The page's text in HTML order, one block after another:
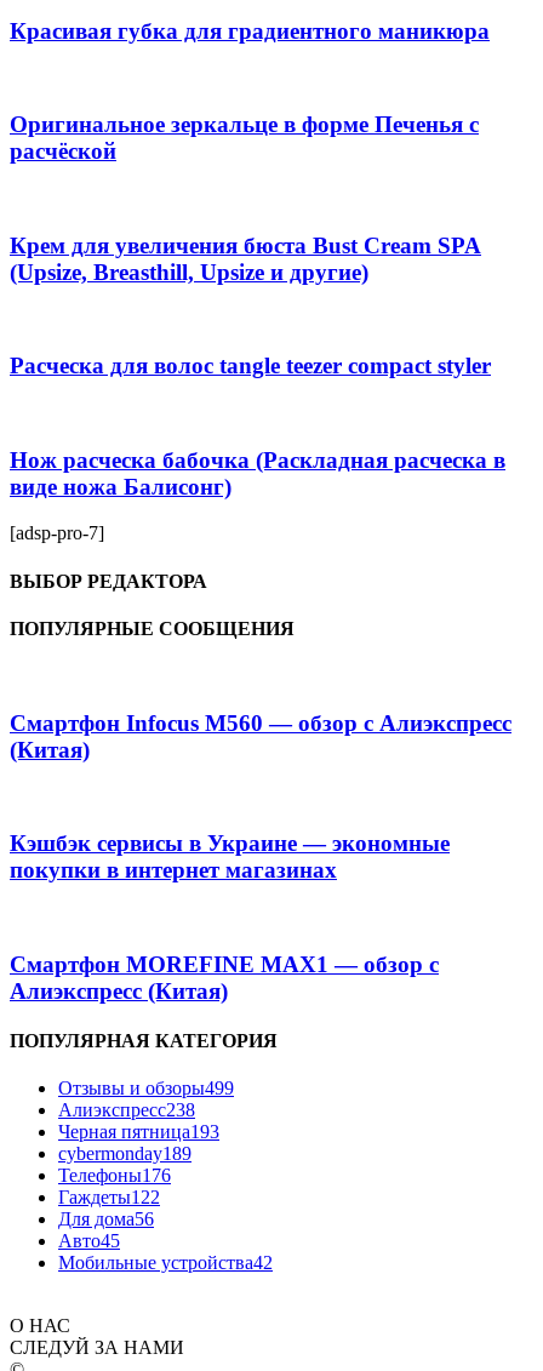
Красивая губка для градиентного маникюра
Оригинальное зеркальце в форме Печенья с
расчёской
Крем для увеличения бюста Bust Cream SPA
(Upsize, Breasthill, Upsize и другие)
Расческа для волос tangle teezer compact styler
Нож расческа бабочка (Раскладная расческа в
виде ножа Балисонг)
[adsp-pro-7]
ВЫБОР РЕДАКТОРА
ПОПУЛЯРНЫЕ СООБЩЕНИЯ
Смартфон Infocus M560 — обзор с Алиэкспресс
(Китая)
Кэшбэк сервисы в Украине — экономные
покупки в интернет магазинах
Смартфон MOREFINE MAX1 — обзор с
Алиэкспресс (Китая)
ПОПУЛЯРНАЯ КАТЕГОРИЯ
Отзывы и обзоры499
Алиэкспресс238
Черная пятница193
cybermonday189
Телефоны176
Гаждеты122
Для дома56
Авто45
Мобильные устройства42
О НАС
СЛЕДУЙ ЗА НАМИ